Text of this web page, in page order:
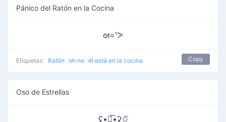
Pánico del Ratón en la Cocina
ᘛ=ᕐᐷ
Etiquetas: Ratón oh no él está en la cocina Copy
Oso de Estrellas
ʢ•ꇵ͡•ʡ✩⃛